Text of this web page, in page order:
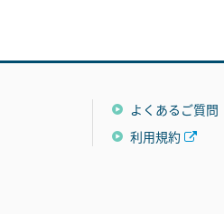
よくあるご質問
利用規約